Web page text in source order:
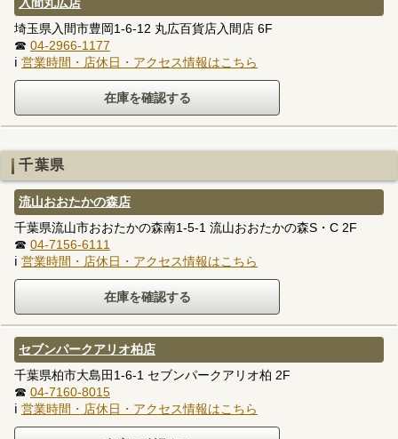
埼玉県入間市豊岡1-6-12 丸広百貨店入間店 6F
☎ 04-2966-1177
ℹ 営業時間・店休日・アクセス情報はこちら
千葉県
流山おおたかの森店
千葉県流山市おおたかの森南1-5-1 流山おおたかの森S・C 2F
☎ 04-7156-6111
ℹ 営業時間・店休日・アクセス情報はこちら
セブンパークアリオ柏店
千葉県柏市大島田1-6-1 セブンパークアリオ柏 2F
☎ 04-7160-8015
ℹ 営業時間・店休日・アクセス情報はこちら